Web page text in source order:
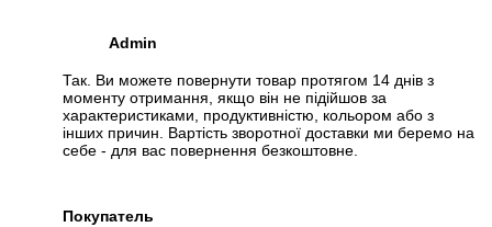
Admin
Так. Ви можете повернути товар протягом 14 днів з
моменту отримання, якщо він не підійшов за
характеристиками, продуктивністю, кольором або з
інших причин. Вартість зворотної доставки ми беремо на
себе - для вас повернення безкоштовне.
Покупатель